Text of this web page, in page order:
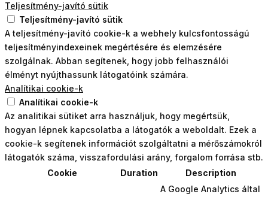
Teljesítmény-javító sütik
Teljesítmény-javító sütik
A teljesítmény-javító cookie-k a webhely kulcsfontosságú
teljesítményindexeinek megértésére és elemzésére
szolgálnak. Abban segítenek, hogy jobb felhasználói
élményt nyújthassunk látogatóink számára.
Analítikai cookie-k
Analítikai cookie-k
Az analitikai sütiket arra használjuk, hogy megértsük,
hogyan lépnek kapcsolatba a látogatók a weboldalt. Ezek a
cookie-k segítenek információt szolgáltatni a mérőszámokról
látogatók száma, visszafordulási arány, forgalom forrása stb.
Cookie
Duration Description
A Google Analytics által